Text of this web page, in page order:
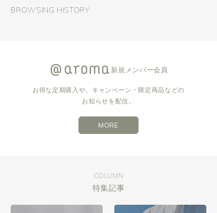
BROWSING HISTORY
新規メンバー会員
お得な定期購入や、キャンペーン・限定商品などの
お知らせを配信。
MORE
COLUMN
特集記事